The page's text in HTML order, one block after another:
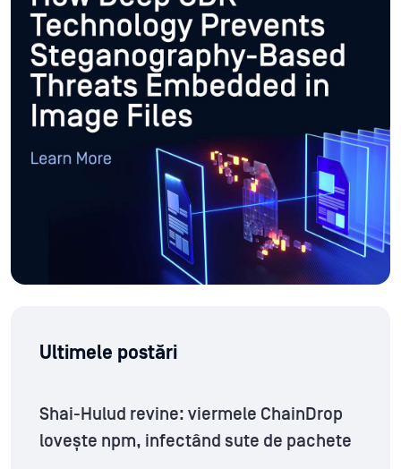
Ultimele postări
Shai-Hulud revine: viermele ChainDrop
lovește npm, infectând sute de pachete